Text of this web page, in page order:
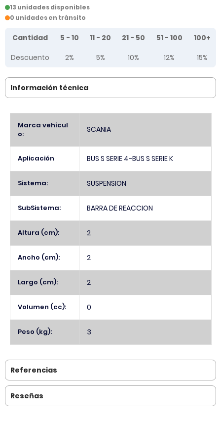
13 unidades disponibles
0 unidades en tránsito
Tier prices table
Cantidad 5 - 10 11 - 20 21 - 50 51 - 100
100+
Descuento
2% 5% 10% 12% 15%
Información técnica
Información
Marca vehícul
o:
SCANIA
Aplicación BUS S SERIE 4-BUS S SERIE K
Sistema: SUSPENSION
SubSistema: BARRA DE REACCION
Altura (cm): 2
Ancho (cm): 2
Largo (cm): 2
Volumen (cc): 0
Peso (kg): 3
Referencias
Reseñas